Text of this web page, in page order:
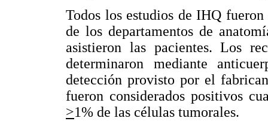
Todos los estudios de IHQ
de los departamentos de
asistieron las pacientes. Los
determinaron mediante
detección provisto por el
fueron considerados positivos
>1% de las células tumorales.